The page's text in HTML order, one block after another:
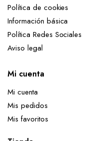
Política de cookies
Información básica
Política Redes Sociales
Aviso legal
Mi cuenta
Mi cuenta
Mis pedidos
Mis favoritos